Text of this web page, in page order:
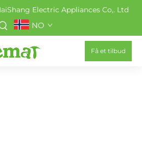
Electric Appliances Co,. Ltd
NO
Få et tilbud